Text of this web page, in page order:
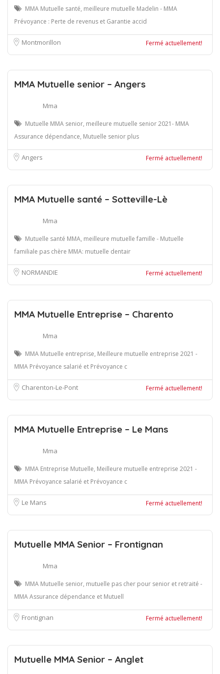
MMA Mutuelle santé, meilleure mutuelle Madelin - MMA
Prévoyance : Perte de revenus et Garantie accid
Montmorillon Fermé actuellement!
MMA Mutuelle senior – Angers
Mma
Mutuelle MMA senior, meilleure mutuelle senior 2021- MMA
Assurance dépendance, Mutuelle senior plus
Angers Fermé actuellement!
MMA Mutuelle santé – Sotteville-Lè
Mma
Mutuelle santé MMA, meilleure mutuelle famille - Mutuelle
familiale pas chère MMA: mutuelle dentair
NORMANDIE Fermé actuellement!
MMA Mutuelle Entreprise – Charento
Mma
MMA Mutuelle entreprise, Meilleure mutuelle entreprise 2021 -
MMA Prévoyance salarié et Prévoyance c
Charenton-Le-Pont Fermé actuellement!
MMA Mutuelle Entreprise – Le Mans
Mma
MMA Entreprise Mutuelle, Meilleure mutuelle entreprise 2021 -
MMA Prévoyance salarié et Prévoyance c
Le Mans Fermé actuellement!
Mutuelle MMA Senior – Frontignan
Mma
MMA Mutuelle senior, mutuelle pas cher pour senior et retraité -
MMA Assurance dépendance et Mutuell
Frontignan Fermé actuellement!
Mutuelle MMA Senior – Anglet